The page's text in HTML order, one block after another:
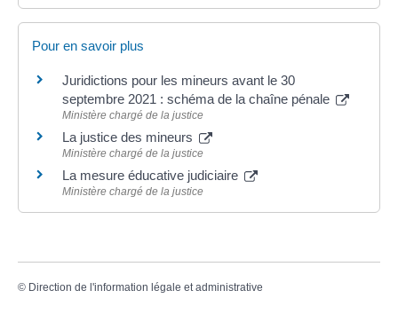
Pour en savoir plus
Juridictions pour les mineurs avant le 30
septembre 2021 : schéma de la chaîne pénale
Ministère chargé de la justice
La justice des mineurs
Ministère chargé de la justice
La mesure éducative judiciaire
Ministère chargé de la justice
© Direction de l'information légale et administrative